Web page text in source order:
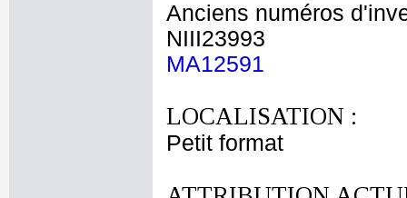
Anciens numéros
NIII23993
MA12591
LOCALISATION :
Petit format